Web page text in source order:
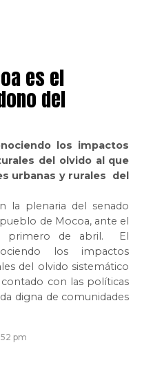
es el
del
los impactos
del olvido al que
urbanas y rurales del
la plenaria del senado
de Mocoa, ante el
primero de abril. El
los impactos
del olvido sistemático
con las políticas
digna de comunidades
pm